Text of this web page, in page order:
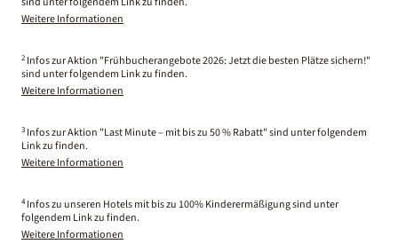
Weitere Informationen
2 Infos zur Aktion "Frühbucherangebote 2026: Jetzt die besten Plätze sichern!"
sind unter folgendem Link zu finden.
Weitere Informationen
3 Infos zur Aktion "Last Minute – mit bis zu 50 % Rabatt" sind unter folgendem
Link zu finden.
Weitere Informationen
4 Infos zu unseren Hotels mit bis zu 100% Kinderermäßigung sind unter
folgendem Link zu finden.
Weitere Informationen